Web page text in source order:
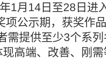
1月14日至28日进
项公示期，获奖作
需提供至少3个系
高端、改善、刚